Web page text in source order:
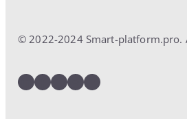
© 2022-2024 Smart-platform.pro.
LinkedIn
Facebook
Twitter
Instagram
YouTube